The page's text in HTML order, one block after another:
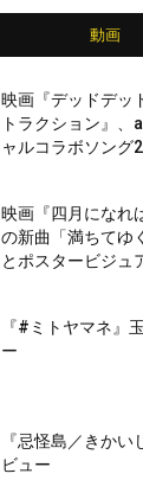
動画
映画『デッドデッ
トラクション』
ャルコラボソング
映画『四月になれ
の新曲「満ちてゆ
とポスタービジュ
『#ミトヤマネ』
ー
『忌怪島／きか
ビュー